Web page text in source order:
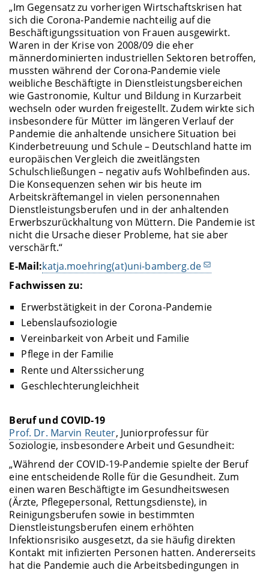
„Im Gegensatz zu vorherigen Wirtschaftskrisen hat
sich die Corona-Pandemie nachteilig auf die
Beschäftigungssituation von Frauen ausgewirkt.
Waren in der Krise von 2008/09 die eher
männerdominierten industriellen Sektoren betroffen,
mussten während der Corona-Pandemie viele
weibliche Beschäftigte in Dienstleistungsbereichen
wie Gastronomie, Kultur und Bildung in Kurzarbeit
wechseln oder wurden freigestellt. Zudem wirkte sich
insbesondere für Mütter im längeren Verlauf der
Pandemie die anhaltende unsichere Situation bei
Kinderbetreuung und Schule – Deutschland hatte im
europäischen Vergleich die zweitlängsten
Schulschließungen – negativ aufs Wohlbefinden aus.
Die Konsequenzen sehen wir bis heute im
Arbeitskräftemangel in vielen personennahen
Dienstleistungsberufen und in der anhaltenden
Erwerbszurückhaltung von Müttern. Die Pandemie ist
nicht die Ursache dieser Probleme, hat sie aber
verschärft.“
E-Mail:katja.moehring(at)uni-bamberg.de
Fachwissen zu:
Erwerbstätigkeit in der Corona-Pandemie
Lebenslaufsoziologie
Vereinbarkeit von Arbeit und Familie
Pflege in der Familie
Rente und Alterssicherung
Geschlechterungleichheit
Beruf und COVID-19
Prof. Dr. Marvin Reuter, Juniorprofessur für
Soziologie, insbesondere Arbeit und Gesundheit:
„Während der COVID-19-Pandemie spielte der Beruf
eine entscheidende Rolle für die Gesundheit. Zum
einen waren Beschäftigte im Gesundheitswesen
(Ärzte, Pflegepersonal, Rettungsdienste), in
Reinigungsberufen sowie in bestimmten
Dienstleistungsberufen einem erhöhten
Infektionsrisiko ausgesetzt, da sie häufig direkten
Kontakt mit infizierten Personen hatten. Andererseits
hat die Pandemie auch die Arbeitsbedingungen in